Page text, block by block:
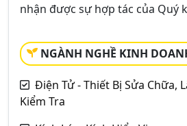
nhận được sự hợp tác của Quý
NGÀNH NGHỀ KINH
Điện Tử - Thiết Bị Sửa Chữa,
Kiểm Tra